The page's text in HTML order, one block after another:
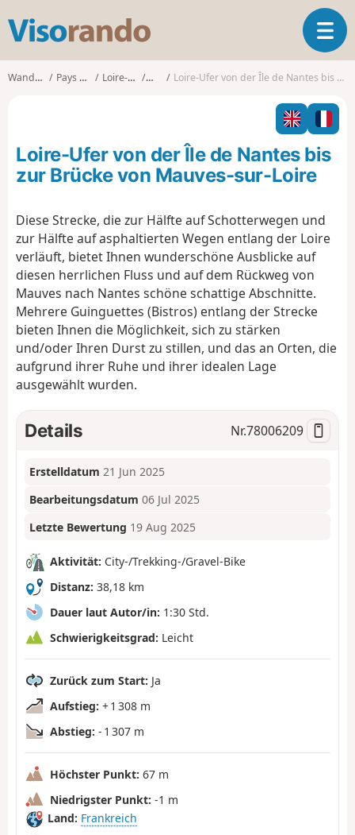
s
o
T
o
g
l
n
a
a
t
Wanderungen Pays de la Loire Loire-Atlantique NantesLoire-Ufer von der Île de Nantes bis zur Brücke von Mauves-sur-Loire
Loire-Ufer von der Île de Nantes bis
zur Brücke von Mauves-sur-Loire
Diese Strecke, die zur Hälfte auf Schotterwegen und
zur Hälfte auf asphaltierten Wegen entlang der Loire
verläuft, bietet Ihnen wunderschöne Ausblicke auf
diesen herrlichen Fluss und auf dem Rückweg von
Mauves nach Nantes schöne schattige Abschnitte.
Mehrere Guinguettes (Bistros) entlang der Strecke
bieten Ihnen die Möglichkeit, sich zu stärken
und/oder Ihren Durst zu stillen, und das an Orten, die
aufgrund ihrer Ruhe und ihrer idealen Lage
ausgewählt wurden.
Details Nr.78006209
Erstelldatum 21 Jun 2025
Bearbeitungsdatum 06 Jul 2025
Letzte Bewertung 19 Aug 2025
Aktivität: City-/Trekking-/Gravel-Bike
Distanz: 38,18 km
Dauer laut Autor/in: 1:30 Std.
Schwierigkeitsgrad: Leicht
Zurück zum Start: Ja
Aufstieg: + 1 308 m
Abstieg: - 1 307 m
Höchster Punkt: 67 m
Niedrigster Punkt: -1 m
Land: Frankreich